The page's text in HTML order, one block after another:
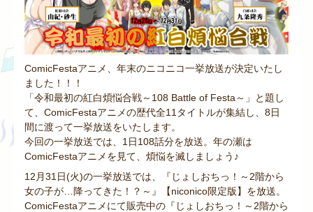
ComicFestaアニメ、年末のニコニコ一挙放送が決定いたし
ました！！！
「令和最初の紅白煩悩合戦～108 Battle of Festa～」と題し
て、ComicFestaアニメの歴代全11タイトルが集結し、8日
間に渡って一挙放送をいたします。
今回の一挙放送では、1日108話分を放送。年の瀬は
ComicFestaアニメを見て、煩悩を滅しましょう♪
12月31日(火)の一挙放送では、『じょしおちっ！～2階から
女の子が…降ってきた！？～』【niconico限定版】を放送。
ComicFestaアニメにて販売中の『じょしおちっ！～2階から